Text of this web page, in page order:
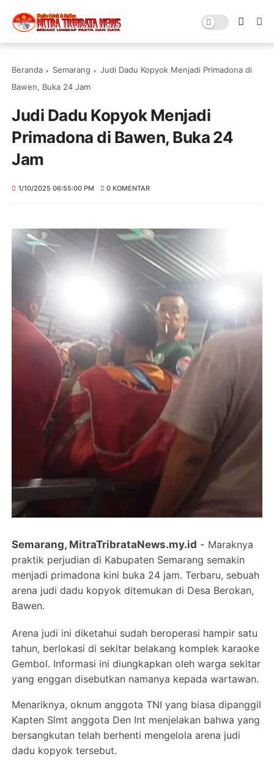
Beranda Semarang
Judi Dadu Kopyok Menjadi Primadona di
Bawen, Buka 24 Jam
Judi Dadu Kopyok Menjadi
Primadona di Bawen, Buka 24
Jam
1/10/2025 06:55:00 PM 0 KOMENTAR
Semarang, MitraTribrataNews.my.id - Maraknya
praktik perjudian di Kabupaten Semarang semakin
menjadi primadona kini buka 24 jam. Terbaru, sebuah
arena judi dadu kopyok ditemukan di Desa Berokan,
Bawen.
Arena judi ini diketahui sudah beroperasi hampir satu
tahun, berlokasi di sekitar belakang komplek karaoke
Gembol. Informasi ini diungkapkan oleh warga sekitar
yang enggan disebutkan namanya kepada wartawan.
Menariknya, oknum anggota TNI yang biasa dipanggil
Kapten Slmt anggota Den Int menjelakan bahwa yang
bersangkutan telah berhenti mengelola arena judi
dadu kopyok tersebut.